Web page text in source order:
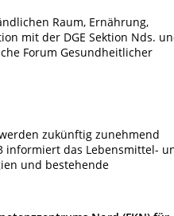
Raum, Ernährung,
mit der DGE Sektion Nds.
Forum Gesundheitlicher
zukünftig zunehmend
informiert das Lebensmittel-
und bestehende